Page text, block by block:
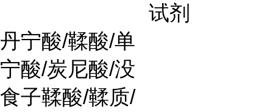
试剂
丹宁酸/鞣酸/单
宁酸/炭尼酸/没
食子鞣酸/鞣质/